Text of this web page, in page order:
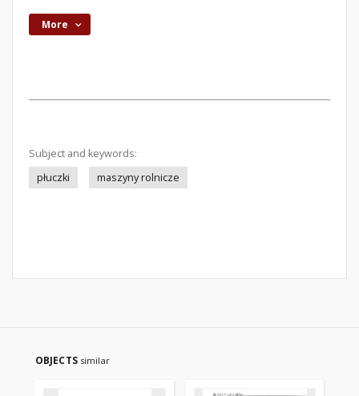
More
Subject and keywords:
płuczki
maszyny rolnicze
OBJECTS similar